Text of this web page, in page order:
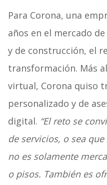
Para Corona, una
años en el mercado
y de construcción, el
transformación. Más
virtual, Corona quiso
personalizado y de
digital. “El reto se
de servicios, o sea
no es solamente
o pisos. También es